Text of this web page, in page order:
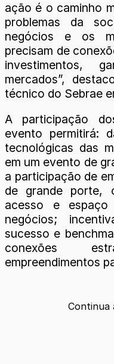
ação é o caminho
problemas da
negócios e os
precisam de
investimentos,
mercados”,
técnico do Sebrae
A participação
evento permitirá:
tecnológicas das
em um evento de
a participação de
de grande porte,
acesso e
negócios;
sucesso e
conexões
empreendimentos
Continua